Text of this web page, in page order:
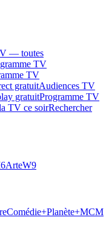
— toutes
TV
TV
gratuitAudiences TV
gratuitProgramme TV
TV ce soirRechercher
ArteW9
Comédie+Planète+MCM